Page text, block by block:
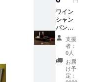
ます。
※貸し切
り営業
ご希望
の際に
は新型
コロナ
ウイル
ス感染
予防の
ジで
す。
すのでスタン
ディングでMAX
１０～１３名程
度 内装が完成
しましたらメー
ルにて写真を送
付致します。 ※
貸し切り営業ご
希望の際には新
型コロナウイル
ワイン
シャン
パン通
常持ち
込み料
2000円
のとこ
ろ、 ご
支援い
支援
者：
0人
お届
け予
定：